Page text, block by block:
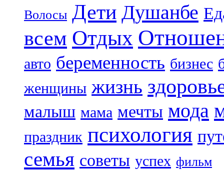
Волосы Дети Душанбе
всем Отдых
авто беременность бизнес
женщины жизнь
малыш мама мечты мода
праздник психология
семья советы успех фильм